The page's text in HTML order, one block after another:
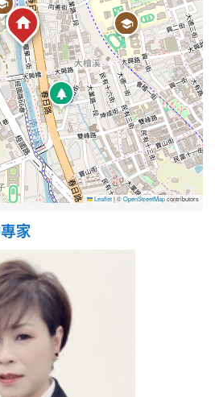
樓
1房
5房以上
Leaflet|©OpenStreetMapcontributors
家